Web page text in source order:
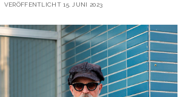
VERÖFFENTLICHT 15. JUNI 2023